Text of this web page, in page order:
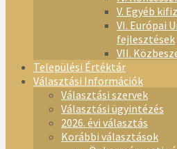
V. Egyéb
VI. Európai
fejlesztések
VII.
Települési Értéktár
Választási Információk
Választási szervek
Választási ügyintézés
2026. évi választás
Korábbi választások